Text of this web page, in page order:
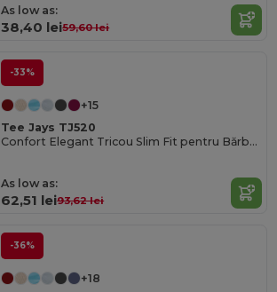
As low as:
38,40 lei59,60 lei
-33%
+15
Tee Jays TJ520
Confort Elegant Tricou Slim Fit pentru Bărbați
As low as:
62,51 lei93,62 lei
-36%
+18